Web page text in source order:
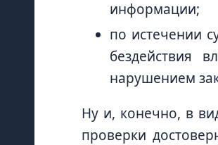
информации;
по истечении
бездействия
нарушением
Ну и, конечно, в
проверки